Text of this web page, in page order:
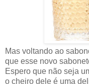
Mas voltando ao
que esse novo
Espero que não seja
o cheiro dele é uma